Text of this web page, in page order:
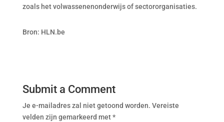
zoals het volwassenenonderwijs of sectororganisaties.
Bron: HLN.be
Submit a Comment
Je e-mailadres zal niet getoond worden. Vereiste
velden zijn gemarkeerd met*